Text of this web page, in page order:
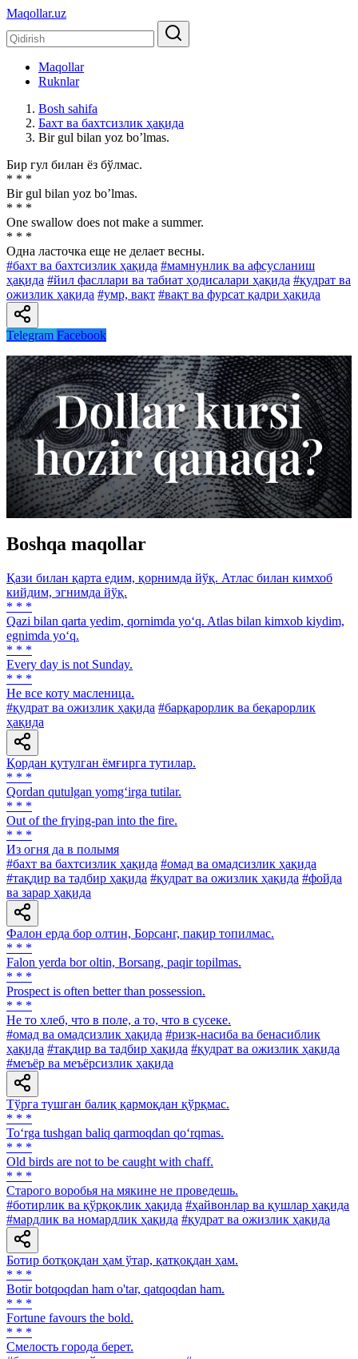
Maqollar.uz
Maqollar
Ruknlar
Bosh sahifa
Бахт ва бахтсизлик ҳақида
Bir gul bilan yoz boʼlmas.
Бир гул билан ёз бўлмас.
* * *
Bir gul bilan yoz boʼlmas.
* * *
One swallow does not make a summer.
* * *
Одна ласточка еще не делает весны.
#бахт ва бахтсизлик ҳақида #мамнунлик ва афсусланиш
ҳақида #йил фасллари ва табиат ҳодисалари ҳақида #қудрат ва
ожизлик ҳақида #умр, вақт #вақт ва фурсат қадри ҳақида
Telegram Facebook
Boshqa maqollar
Қази билан қарта едим, қорнимда йўқ. Атлас билан кимхоб
кийдим, эгнимда йўқ.
* * *
Qazi bilan qarta yedim, qornimda yo‘q. Atlas bilan kimxob kiydim,
egnimda yo‘q.
* * *
Every day is not Sunday.
* * *
He все коту масленица.
#қудрат ва ожизлик ҳақида #барқарорлик ва беқарорлик
ҳақида
Қордан қутулган ёмғирга тутилар.
* * *
Qordan qutulgan yomg‘irga tutilar.
* * *
Out of the frying-pan into the fire.
* * *
Из огня да в полымя
#бахт ва бахтсизлик ҳақида #омад ва омадсизлик ҳақида
#тақдир ва тадбир ҳақида #қудрат ва ожизлик ҳақида #фойда
ва зарар ҳақида
Фалон ерда бор олтин, Борсанг, пақир топилмас.
* * *
Falon yerda bor oltin, Borsang, paqir topilmas.
* * *
Prospect is often better than possession.
* * *
He то хлеб, что в поле, а то, что в сусеке.
#омад ва омадсизлик ҳақида #ризқ-насиба ва бенасиблик
ҳақида #тақдир ва тадбир ҳақида #қудрат ва ожизлик ҳақида
#меъёр ва меъёрсизлик ҳақида
Тўрга тушган балиқ қармоқдан қўрқмас.
* * *
To‘rga tushgan baliq qarmoqdan qo‘rqmas.
* * *
Old birds are not to be caught with chaff.
* * *
Старого воробья на мякине не проведешь.
#ботирлик ва қўрқоқлик ҳақида #ҳайвонлар ва қушлар ҳақида
#мардлик ва номардлик ҳақида #қудрат ва ожизлик ҳақида
Ботир ботқоқдан ҳам ўтар, қатқоқдан ҳам.
* * *
Botir botqoqdan ham о'tar, qatqoqdan ham.
* * *
Fortune favours the bold.
* * *
Смелость города берет.